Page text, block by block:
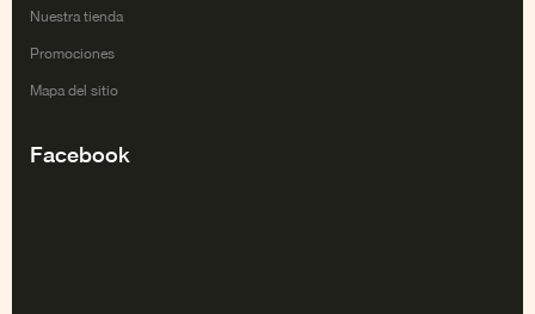
Nuestra tienda
Promociones
Mapa del sitio
Facebook